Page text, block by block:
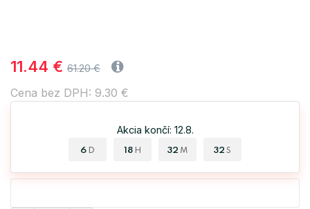
11.44 € 61.20 €
Cena bez DPH: 9.30 €
Akcia končí: 12.8.
6 D 18 H 32 M 32 S